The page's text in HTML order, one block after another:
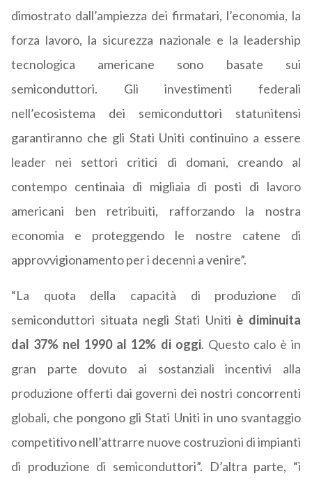
dimostrato dall’ampiezza dei firmatari, l’economia, la
forza lavoro, la sicurezza nazionale e la leadership
tecnologica americane sono basate sui
semiconduttori. Gli investimenti federali
nell’ecosistema dei semiconduttori statunitensi
garantiranno che gli Stati Uniti continuino a essere
leader nei settori critici di domani, creando al
contempo centinaia di migliaia di posti di lavoro
americani ben retribuiti, rafforzando la nostra
economia e proteggendo le nostre catene di
approvvigionamento per i decenni a venire”.
“La quota della capacità di produzione di
semiconduttori situata negli Stati Uniti è diminuita
dal 37% nel 1990 al 12% di oggi. Questo calo è in
gran parte dovuto ai sostanziali incentivi alla
produzione offerti dai governi dei nostri concorrenti
globali, che pongono gli Stati Uniti in uno svantaggio
competitivo nell’attrarre nuove costruzioni di impianti
di produzione di semiconduttori”. D’altra parte, “i